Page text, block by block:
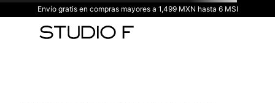
Envío gratis en compras mayores a 1,499 MXN hasta 6 MSI